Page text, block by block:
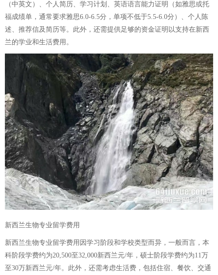
（中英文）、个人简历、学习计划、英语语言能力证明（如雅思或托
福成绩单，通常要求雅思6.0-6.5分，单项不低于5.5-6.0分）、个人陈
述、推荐信及简历等。此外，还需提供足够的资金证明以支持在新西
兰的学业和生活费用。
新西兰生物专业留学费用
新西兰生物专业留学费用因学习阶段和学校类型而异，一般而言，本
科阶段学费约为20,500至32,000新西兰元/年，硕士阶段学费约为11万
至30万新西兰元/年。此外，还需考虑生活费，包括住宿、餐饮、交通